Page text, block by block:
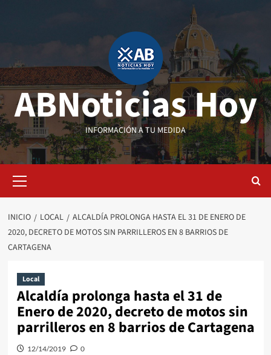
ABNoticias Hoy
INFORMACIÓN A TU MEDIDA
primario
INICIO LOCAL
ALCALDÍA PROLONGA HASTA EL 31 DE ENERO DE
2020, DECRETO DE MOTOS SIN PARRILLEROS EN 8 BARRIOS DE
CARTAGENA
Local
Alcaldía prolonga hasta el 31 de
Enero de 2020, decreto de motos sin
parrilleros en 8 barrios de Cartagena
12/14/2019 0